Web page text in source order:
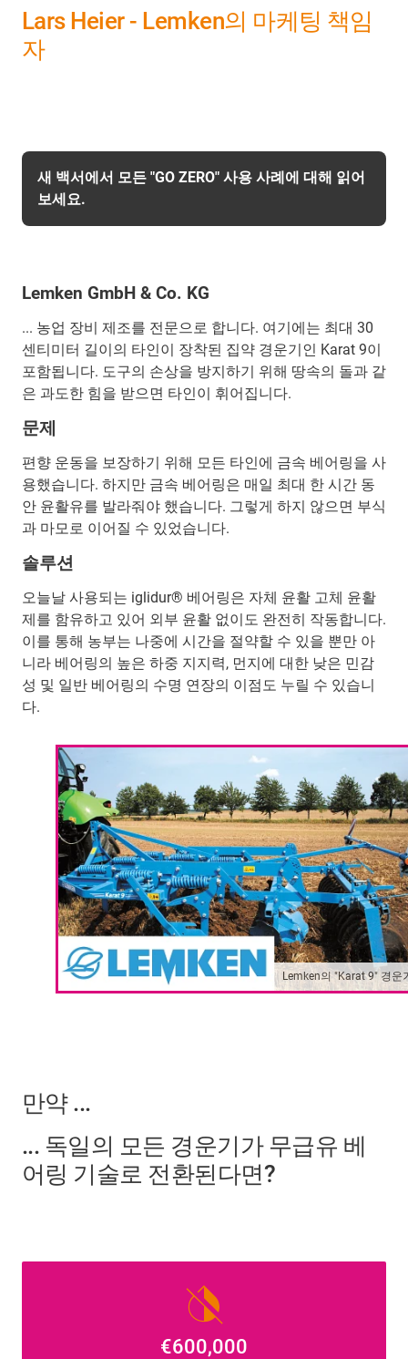
Lars Heier - Lemken의 마케팅 책임
자
새 백서에서 모든 "GO ZERO" 사용 사례에 대해 읽어
보세요.
Lemken의 "Karat 9" 경운
Lemken GmbH & Co. KG
... 농업 장비 제조를 전문으로 합니다. 여기에는 최대 30
센티미터 길이의 타인이 장착된 집약 경운기인 Karat 9이
포함됩니다. 도구의 손상을 방지하기 위해 땅속의 돌과 같
은 과도한 힘을 받으면 타인이 휘어집니다.
문제
편향 운동을 보장하기 위해 모든 타인에 금속 베어링을 사
용했습니다. 하지만 금속 베어링은 매일 최대 한 시간 동
안 윤활유를 발라줘야 했습니다. 그렇게 하지 않으면 부식
과 마모로 이어질 수 있었습니다.
솔루션
오늘날 사용되는 iglidur® 베어링은 자체 윤활 고체 윤활
제를 함유하고 있어 외부 윤활 없이도 완전히 작동합니다.
이를 통해 농부는 나중에 시간을 절약할 수 있을 뿐만 아
니라 베어링의 높은 하중 지지력, 먼지에 대한 낮은 민감
성 및 일반 베어링의 수명 연장의 이점도 누릴 수 있습니
다.
만약 ...
... 독일의 모든 경운기가 무급유 베
어링 기술로 전환된다면?
invert_colors_off
€600,000